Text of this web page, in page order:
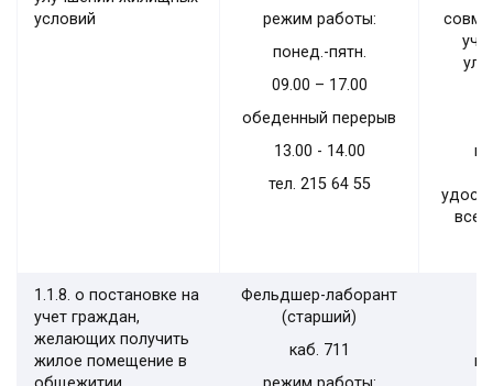
условий
режим работы:
понед.-пятн.
09.00 – 17.00
обеденный перерыв
13.00 - 14.00
тел. 215 64 55
1.1.8. о постановке на
учет граждан,
желающих получить
жилое помещение в
Фельдшер-лаборант
(старший)
каб. 711